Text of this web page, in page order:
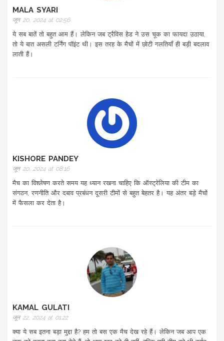
MALA SYARI
जून 20, 2024 at 02:56
ये सब बातें तो बहुत आम हैं। लेकिन जब ट्रैविस हेड ने उस चूक का फायदा उठाया,
तो ये बात असली टर्निंग पॉइंट थी। इस तरह के मैचों में छोटी गलतियाँ ही बड़ी बदलाव
लाती हैं।
KISHORE PANDEY
जून 20, 2024 at 08:16
मैच का विश्लेषण करते समय यह ध्यान रखना चाहिए कि ऑस्ट्रेलिया की टीम का
संगठन, रणनीति और दबाव प्रबंधन दूसरी टीमों से बहुत बेहतर है। यह अंतर बड़े मैचों
में फैसला कर देता है।
KAMAL GULATI
जून 22, 2024 at 01:22
क्या ये सब इतना बड़ा मुद्दा है? हम तो बस एक मैच देख रहे हैं। लेकिन जब आप एक